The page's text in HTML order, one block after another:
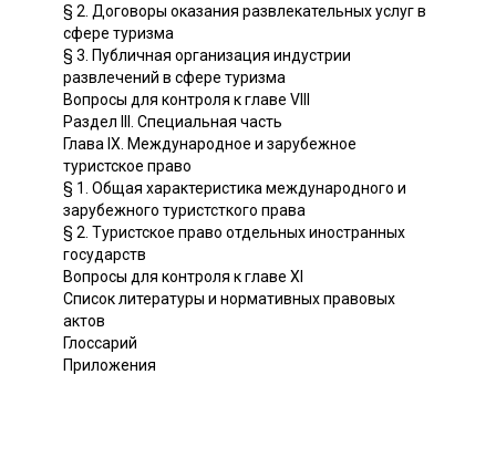
§ 2. Договоры оказания развлекательных услуг в
сфере туризма
§ 3. Публичная организация индустрии
развлечений в сфере туризма
Вопросы для контроля к главе VIII
Раздел III. Специальная часть
Глава IX. Международное и зарубежное
туристское право
§ 1. Общая характеристика международного и
зарубежного туристсткого права
§ 2. Туристское право отдельных иностранных
государств
Вопросы для контроля к главе XI
Список литературы и нормативных правовых
актов
Глоссарий
Приложения